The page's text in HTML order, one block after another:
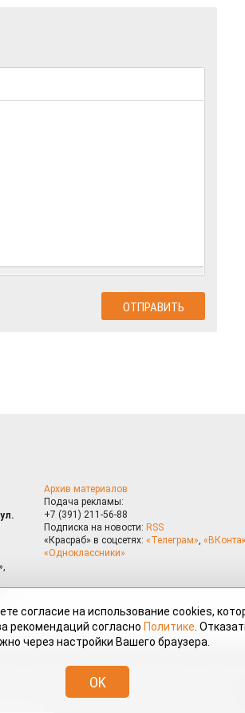
Архив материалов
Подача рекламы:
+7 (391) 211-56-88
Подписка на новости: RSS
«Красраб» в соцсетях: «Телеграм»,
«Одноклассники»
«Красраб.ру» сотрудниками редакции,
или частичное использование материалов,
согласия редакции с указанием ссылки
согласие на использование cookies,
рекомендаций согласно Политике .
через настройки Вашего браузера.
OK